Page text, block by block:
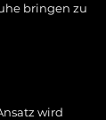
bringen zu
wird